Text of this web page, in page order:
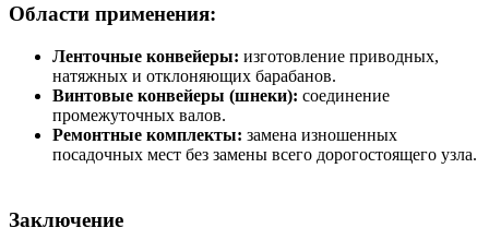
Области применения:
Ленточные конвейеры: изготовление приводных,
натяжных и отклоняющих барабанов.
Винтовые конвейеры (шнеки): соединение
промежуточных валов.
Ремонтные комплекты: замена изношенных
посадочных мест без замены всего дорогостоящего узла.
Заключение